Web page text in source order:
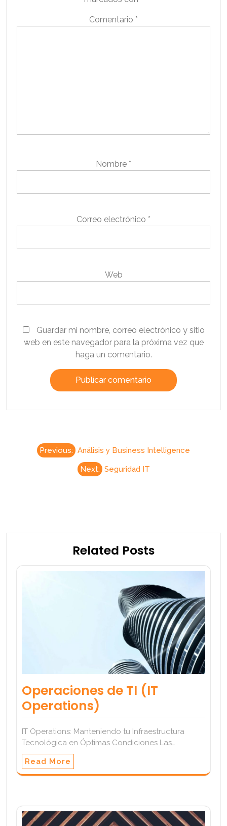
Comentario *
Nombre *
Correo electrónico *
Web
Guardar mi nombre, correo electrónico y sitio
web en este navegador para la próxima vez que
haga un comentario.
Previous: Análisis y Business Intelligence
Next: Seguridad IT
Related Posts
Operaciones de TI (IT
Operations)
IT Operations: Manteniendo tu Infraestructura
Tecnológica en Óptimas Condiciones Las…
Read More